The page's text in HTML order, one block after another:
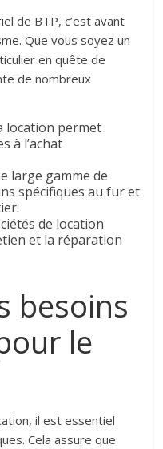
de BTP, c’est avant
Que vous soyez un
en quête de
de nombreux
location permet
à l’achat
large gamme de
spécifiques au fur et
de location
et la réparation
besoins
le
il est essentiel
Cela assure que